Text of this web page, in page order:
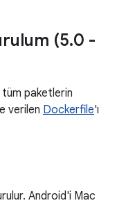
(5.0 -
paketlerin
verilen Dockerfile'ı
Android'i Mac